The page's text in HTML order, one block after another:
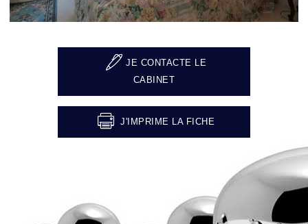
JE CONTACTE LE
CABINET
J'IMPRIME LA FICHE